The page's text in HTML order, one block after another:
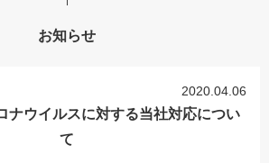
お知らせ
2020.04.06
ナウイルスに対する当社対応につい
て